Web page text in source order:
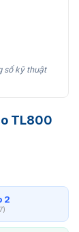
số kỹ thuật
TL800
2